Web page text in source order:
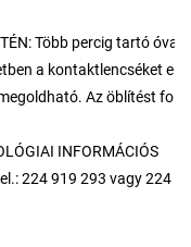
Több percig tartó
a kontaktlencséket el
Az öblítést
INFORMÁCIÓS
224 919 293 vagy 224